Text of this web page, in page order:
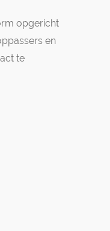
opgericht
en
te